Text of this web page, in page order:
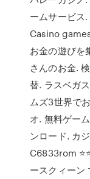
ームサービス
Casino
お金の遊びを
さんのお金.
替. ラスベガ
ムズ3世界で
オ. 無料ゲー
ンロード. カ
C6833rom
ースクィーン